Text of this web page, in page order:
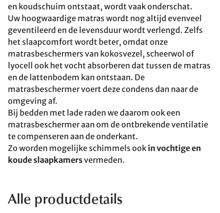
en koudschuim ontstaat, wordt vaak onderschat.
Uw hoogwaardige matras wordt nog altijd evenveel
geventileerd en de levensduur wordt verlengd. Zelfs
het slaapcomfort wordt beter, omdat onze
matrasbeschermers van kokosvezel, scheerwol of
lyocell ook het vocht absorberen dat tussen de matras
en de lattenbodem kan ontstaan. De
matrasbeschermer voert deze condens dan naar de
omgeving af.
Bij bedden met lade raden we daarom ook een
matrasbeschermer aan om de ontbrekende ventilatie
te compenseren aan de onderkant.
Zo worden mogelijke schimmels ook in vochtige en
koude slaapkamersvermeden.
Alle productdetails